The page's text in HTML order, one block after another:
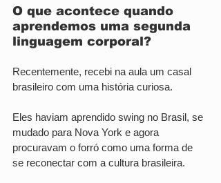
O que acontece quando
aprendemos uma segunda
linguagem corporal?
Recentemente, recebi na aula um casal
brasileiro com uma história curiosa.
Eles haviam aprendido swing no Brasil, se
mudado para Nova York e agora
procuravam o forró como uma forma de
se reconectar com a cultura brasileira.